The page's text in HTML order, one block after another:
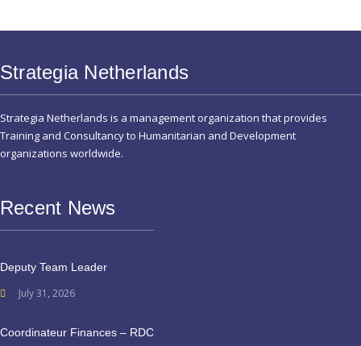
Strategia Netherlands
Strategia Netherlands is a management organization that provides
Training and Consultancy to Humanitarian and Development
organizations worldwide.
Recent News
Deputy Team Leader
July 31, 2026
Coordinateur Finances – RDC